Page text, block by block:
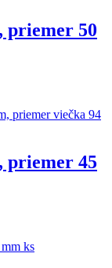
priemer 50
priemer 45